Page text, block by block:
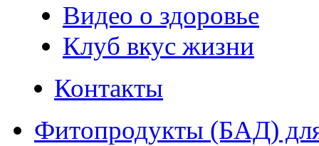
Видео о здоровье
Клуб вкус жизни
Контакты
Фитопродукты (БАД)